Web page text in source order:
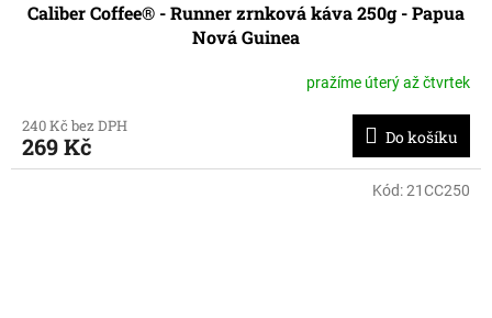
Caliber Coffee® - Runner zrnková káva 250g - Papua
Nová Guinea
pražíme úterý až čtvrtek
240 Kč bez DPH
269 Kč Do košíku
Kód:21CC250